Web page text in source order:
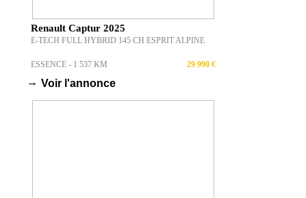
Renault Captur 2025
E-TECH FULL HYBRID 145 CH ESPRIT ALPINE
ESSENCE - 1 537 KM 29 990 €
→ Voir l'annonce